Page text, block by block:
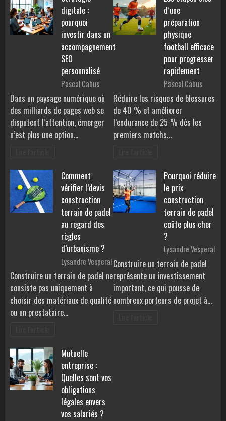
digitale :
pourquoi
investir dans un
accompagnement
SEO
personnalisé
Pascal Cabus
Dans un paysage numérique où
des milliards de pages web se
disputent l’attention, émerger
n’est plus une option…
d’une
préparation
physique
football efficace
pour progresser
rapidement
Pascal Cabus
Réduire les risques de blessures
de 40 % et améliorer
l’endurance de 25 % dès les
premiers matchs…
Comment
vérifier l’devis
construction
terrain de padel
au regard des
règles
d’urbanisme ?
Lysandre Vesperal
Construire un terrain de padel ne
consiste pas uniquement à
choisir des matériaux de qualité
ou un prestataire…
Pourquoi réduire
le prix
construction
terrain de padel
coûte plus cher
?
Lysandre Vesperal
Construire un terrain de padel
représente un investissement
important, ce qui pousse de
nombreux porteurs de projet à…
Mutuelle
entreprise :
Quelles sont vos
obligations
légales envers
vos salariés ?